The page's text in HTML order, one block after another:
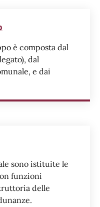
è composta dal
dal
e dai
sono istituite le
funzioni
delle